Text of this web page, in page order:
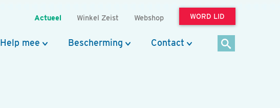
Actueel Winkel Zeist Webshop WORD LID
Help mee Bescherming Contact